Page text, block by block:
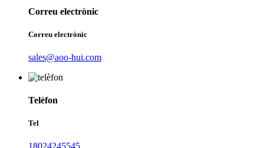
Correu electrònic
Correu electrònic
sales@aoo-hui.com
Telèfon
Tel